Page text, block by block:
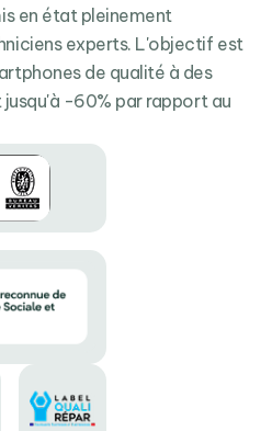
en état pleinement
experts. L'objectif est
de qualité à des
-60% par rapport au